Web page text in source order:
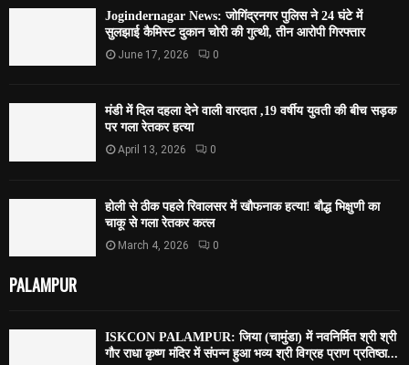
Jogindernagar News: जोगिंद्रनगर पुलिस ने 24 घंटे में
सुलझाई कैमिस्ट दुकान चोरी की गुत्थी, तीन आरोपी गिरफ्तार
June 17, 2026 0
मंडी में दिल दहला देने वाली वारदात ,19 वर्षीय युवती की बीच सड़क
पर गला रेतकर हत्या
April 13, 2026 0
होली से ठीक पहले रिवालसर में खौफनाक हत्या! बौद्ध भिक्षुणी का
चाकू से गला रेतकर कत्ल
March 4, 2026 0
PALAMPUR
ISKCON PALAMPUR: जिया (चामुंडा) में नवनिर्मित श्री श्री
गौर राधा कृष्ण मंदिर में संपन्न हुआ भव्य श्री विग्रह प्राण प्रतिष्ठा...